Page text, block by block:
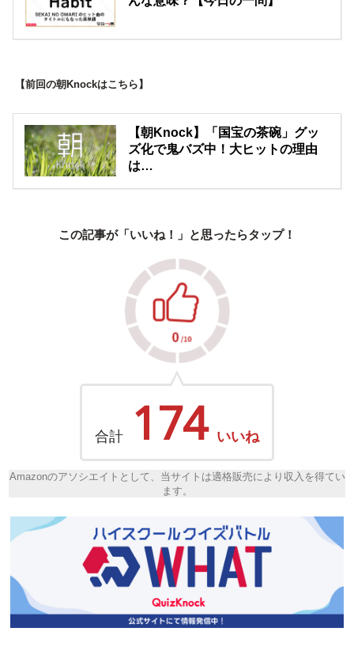
【前回の朝Knockはこちら】
【朝Knock】「国宝の茶碗」グッ
ズ化で鬼バズ中！大ヒットの理由
は…
この記事が「いいね！」と思ったらタップ！
合計 174 いいね
Amazonのアソシエイトとして、当サイトは適格販売により収入を得てい
ます。